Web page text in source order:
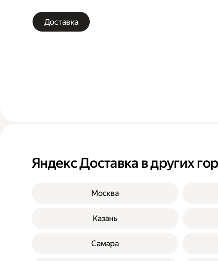
Доставка
Яндекс Доставка в других
Москва
Казань
Самара